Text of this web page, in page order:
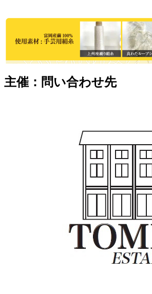
主催：問い合わせ先